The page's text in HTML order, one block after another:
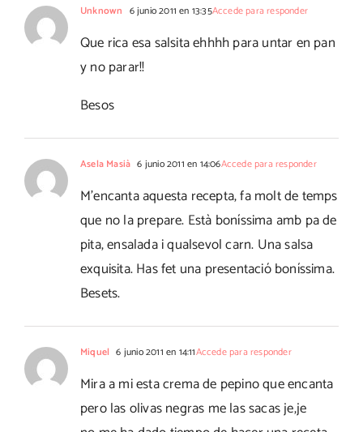
Unknown 6 junio 2011 en 13:35Accede para responder
Que rica esa salsita ehhhh para untar en pan
y no parar!!
Besos
Asela Masià 6 junio 2011 en 14:06Accede para responder
M'encanta aquesta recepta, fa molt de temps
que no la prepare. Està boníssima amb pa de
pita, ensalada i qualsevol carn. Una salsa
exquisita. Has fet una presentació boníssima.
Besets.
Miquel 6 junio 2011 en 14:11Accede para responder
Mira a mi esta crema de pepino que encanta
pero las olivas negras me las sacas je,je